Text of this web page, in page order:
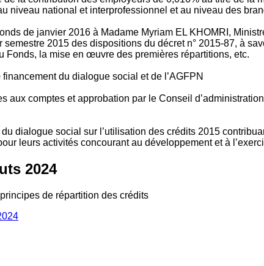
niveau national et interprofessionnel et au niveau des
de janvier 2016 à Madame Myriam EL KHOMRI,
2015 des dispositions du décret n° 2015-87, à
Fonds, la mise en œuvre des premières répartitions, etc.
du dialogue social et de l’AGFPN
aux comptes et approbation par le Conseil
dialogue social sur l’utilisation des crédits 2015
leurs activités concourant au développement et à
2024
de répartition des crédits